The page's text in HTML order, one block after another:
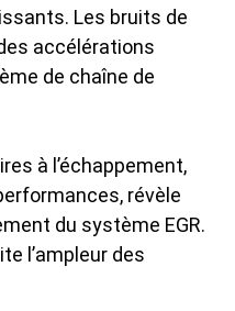
Les bruits de
accélérations
de chaîne de
à l’échappement,
révèle
du système EGR.
l’ampleur des